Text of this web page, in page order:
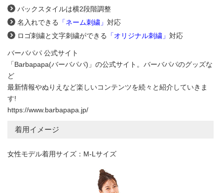
バックスタイルは横2段階調整
名入れできる
「ネーム刺繍」 対応
ロゴ刺繍と文字刺繍ができる
「オリジナル刺繍」 対応
バーバパパ 公式サイト
「Barbapapa(バーバパパ)」の公式サイト。バーバパパのグッズな
ど
最新情報やぬりえなど楽しいコンテンツを続々と紹介していきま
す!
https://www.barbapapa.jp/
着用イメージ
女性モデル着用サイズ：M-Lサイズ